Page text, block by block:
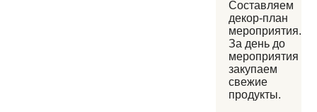
Составляем
декор-план
мероприятия.
За день до
мероприятия
закупаем
свежие
продукты.